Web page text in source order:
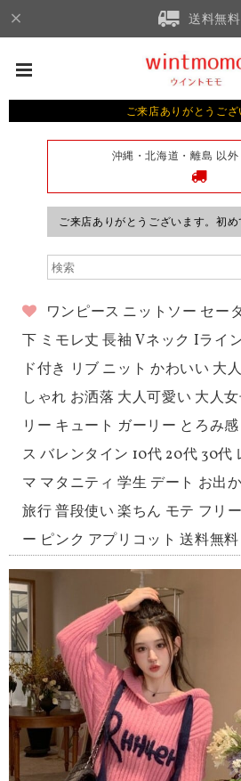
送料無料
ご来店ありがとうご
沖縄・北海道・離島 以
ご来店ありがとうございます。初め
ワンピース ニットソー セー
下 ミモレ丈 長袖 Vネック Iライ
ド付き リブ ニット かわいい 大
しゃれ お洒落 大人可愛い 大人
リー キュート ガーリー とろみ
ス バレンタイン 10代 20代 30代
マ マタニティ 学生 デート お出
旅行 普段使い 楽ちん モテ フリ
ー ピンク アプリコット 送料無料